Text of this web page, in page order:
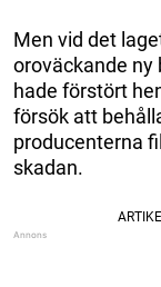
Men vid det
oroväckande
hade förstört
försök att
producenterna
skadan.